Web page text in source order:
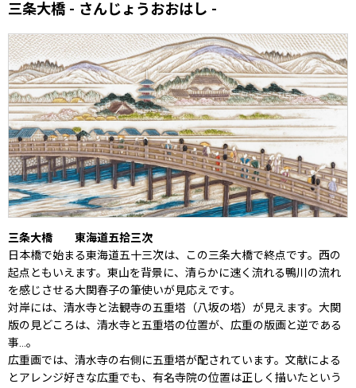
三条大橋 - さんじょうおおはし -
三条大橋 東海道五拾三次
日本橋で始まる東海道五十三次は、この三条大橋で終点です。西の
起点ともいえます。東山を背景に、清らかに速く流れる鴨川の流れ
を感じさせる大関春子の筆使いが見応えです。
対岸には、清水寺と法観寺の五重塔（八坂の塔）が見えます。大関
版の見どころは、清水寺と五重塔の位置が、広重の版画と逆である
事…。
広重画では、清水寺の右側に五重塔が配されています。文献による
とアレンジ好きな広重でも、有名寺院の位置は正しく描いたという